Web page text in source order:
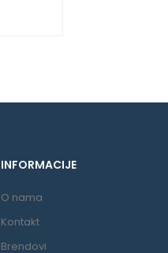
INFORMACIJE
O nama
Kontakt
Brendovi